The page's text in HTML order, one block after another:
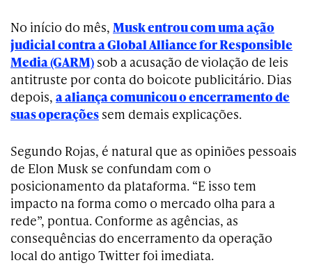
No início do mês, Musk entrou com uma ação
judicial contra a Global Alliance for Responsible
Media (GARM) sob a acusação de violação de leis
antitruste por conta do boicote publicitário. Dias
depois, a aliança comunicou o encerramento de
suas operações sem demais explicações.
Segundo Rojas, é natural que as opiniões pessoais
de Elon Musk se confundam com o
posicionamento da plataforma. “E isso tem
impacto na forma como o mercado olha para a
rede”, pontua. Conforme as agências, as
consequências do encerramento da operação
local do antigo Twitter foi imediata.